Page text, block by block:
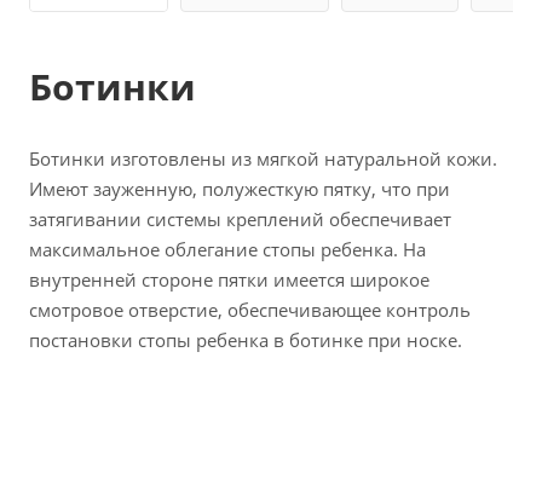
Ботинки
Ботинки изготовлены из мягкой натуральной кожи.
Имеют зауженную, полужесткую пятку, что при
затягивании системы креплений обеспечивает
максимальное облегание стопы ребенка. На
внутренней стороне пятки имеется широкое
смотровое отверстие, обеспечивающее контроль
постановки стопы ребенка в ботинке при носке.